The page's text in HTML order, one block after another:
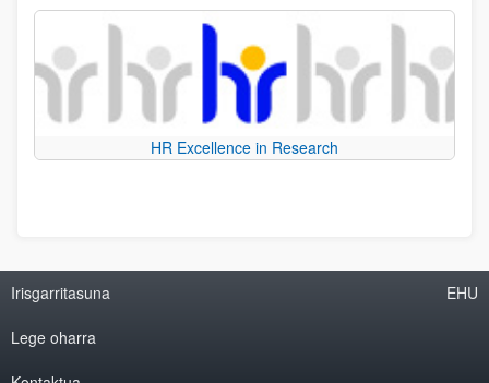
HR Excellence in Research
Irisgarritasuna
Lege oharra
EHU